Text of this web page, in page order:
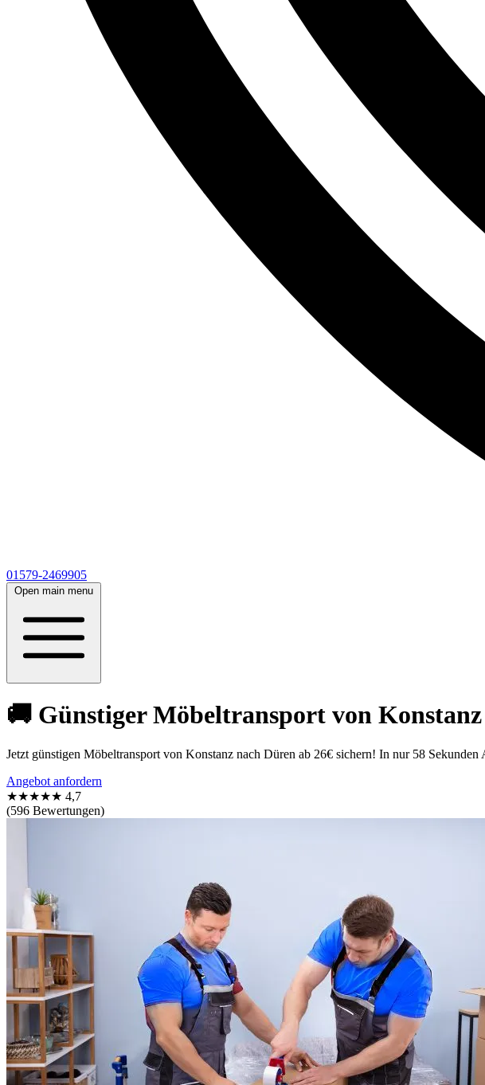
01579-2469905
Open main menu
🚚 Günstiger Möbeltransport von
Jetzt günstigen Möbeltransport von Konstanz nach Düren ab 26€ sichern! In nur 58 Sekunden
Angebot anfordern
★★★★★ 4,7
(596 Bewertungen)